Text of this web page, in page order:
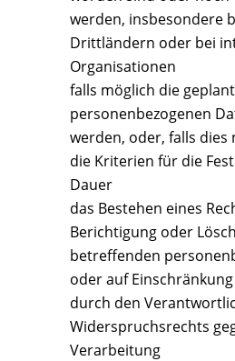
werden, insbesondere
Drittländern oder bei
Organisationen
falls möglich die
personenbezogenen
werden, oder, falls dies
die Kriterien für die
Dauer
das Bestehen eines
Berichtigung oder
betreffenden
oder auf
durch den
Widerspruchsrechts
Verarbeitung